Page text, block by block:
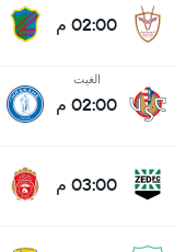
02:00 م
الغيت
02:00 م
03:00 م